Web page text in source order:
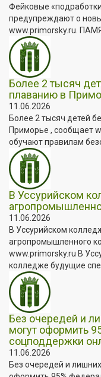
Фейковые
предупреждают о
www.primorsky.ru.
Более 2 тысяч
плаванию в
11.06.2026
Более 2 тысяч детей
Приморье , сообщает
обучают правилам
В Уссурийском
11.06.2026
В Уссурийском
агропромышленного
www.primorsky.ru В
колледже будущие
Без очередей и
могут оформить
соцподдержки
11.06.2026
Без очередей и